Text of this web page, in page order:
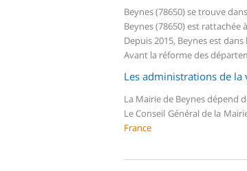
Beynes (78650) se trouve
Beynes (78650) est
Depuis 2015, Beynes est
Avant la réforme des
Les administrations de la
La Mairie de Beynes dépend
Le Conseil Général de la
France